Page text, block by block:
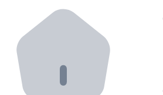
Distributeurs automatiques
Intégrez un ATM Bitnovo
API Bitnovo
Intégrez notre API dans votre